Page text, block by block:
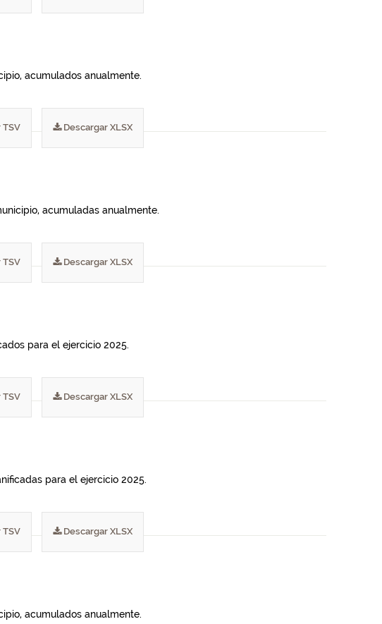
acumulados anualmente.
Descargar XLSX
acumuladas anualmente.
Descargar XLSX
para el ejercicio 2025.
Descargar XLSX
para el ejercicio 2025.
Descargar XLSX
acumulados anualmente.